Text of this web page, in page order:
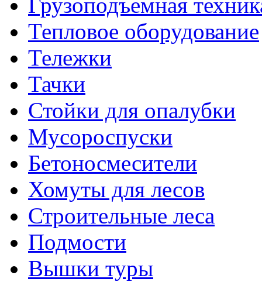
Грузоподъемная
Тепловое оборудование
Тележки
Тачки
Стойки для опалубки
Мусороспуски
Бетоносмесители
Хомуты для лесов
Строительные леса
Подмости
Вышки туры